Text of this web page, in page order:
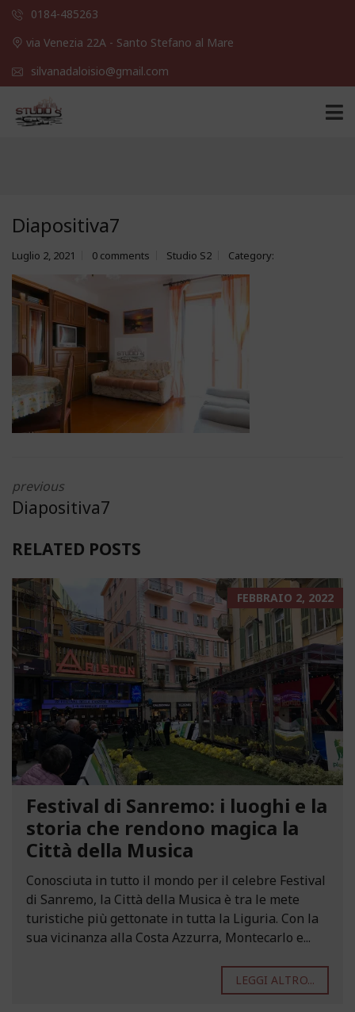
0184-485263
via Venezia 22A - Santo Stefano al Mare
silvanadaloisio@gmail.com
Diapositiva7
Luglio 2, 2021 0 comments Studio S2 Category:
previous
Diapositiva7
RELATED POSTS
FEBBRAIO 2, 2022
Festival di Sanremo: i luoghi e la
storia che rendono magica la
Città della Musica
Conosciuta in tutto il mondo per il celebre Festival
di Sanremo, la Città della Musica è tra le mete
turistiche più gettonate in tutta la Liguria. Con la
sua vicinanza alla Costa Azzurra, Montecarlo e...
LEGGI ALTRO...